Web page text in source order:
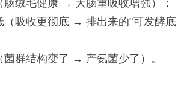
肠绒毛健康 → 大肠重吸收增强）；
（吸收更彻底 → 排出来的"可发酵底
菌群结构变了 → 产氨菌少了）。